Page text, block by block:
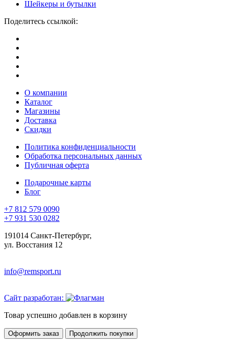
Шейкеры и бутылки
Поделитесь ссылкой:
О компании
Каталог
Магазины
Доставка
Скидки
Политика конфиденциальности
Обработка персональных данных
Публичная оферта
Подарочные карты
Блог
+7 812 579 0090
+7 931 530 0282
191014 Санкт-Петербург,
ул. Восстания 12
info@remsport.ru
Сайт разработан:
Товар успешно добавлен в корзину
Оформить заказ Продолжить покупки